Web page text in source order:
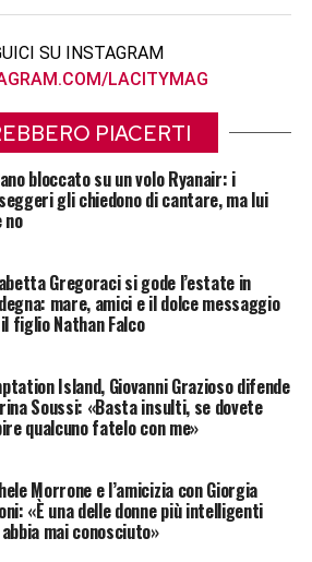
SU INSTAGRAM
LACITYMAG
PIACERTI
bloccato su un volo Ryanair: i
gli chiedono di cantare, ma lui
no
Gregoraci si gode l’estate in
mare, amici e il dolce messaggio
figlio Nathan Falco
Island, Giovanni Grazioso difende
Soussi: «Basta insulti, se dovete
qualcuno fatelo con me»
Morrone e l’amicizia con Giorgia
«È una delle donne più intelligenti
mai conosciuto»